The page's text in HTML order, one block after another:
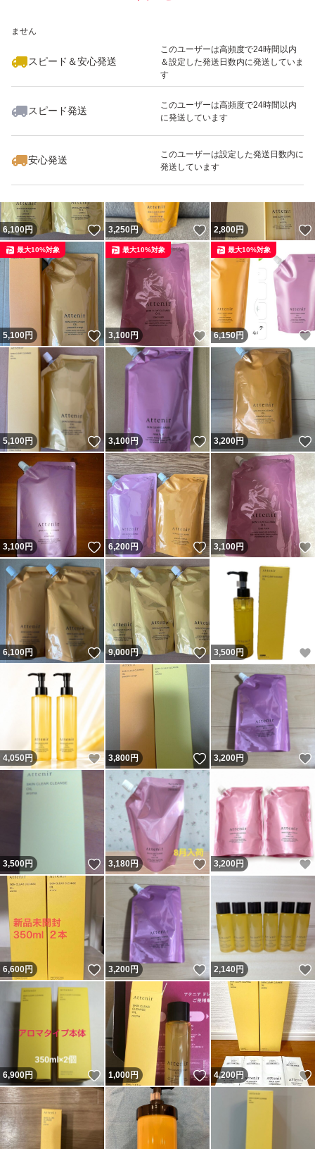
ません
スピード＆安心発送
このユーザーは高頻度で24時間以内
＆設定した発送日数内に発送していま
す
スピード発送
このユーザーは高頻度で24時間以内
に発送しています
安心発送
このユーザーは設定した発送日数内に
発送しています
いいね！
3,100
6,100円 いいね！
3,250円 いいね！
2,800円
5,100円 いいね！
最大10%対象
3,100円 いいね！
最大10%対象
6,150円
最大10%対象
5,100円 いいね！
3,100円 いいね！
3,200円
3,100円 いいね！
6,200円 いいね！
3,100円
6,100円 いいね！
9,000円 いいね！
3,500円
4,050円 いいね！
3,800円 いいね！
3,200円
3,500円 いいね！
3,180円 いいね！
3,200円
6,600円 いいね！
3,200円 いいね！
2,140円
6,900円 いいね！
1,000円 いいね！
4,200円